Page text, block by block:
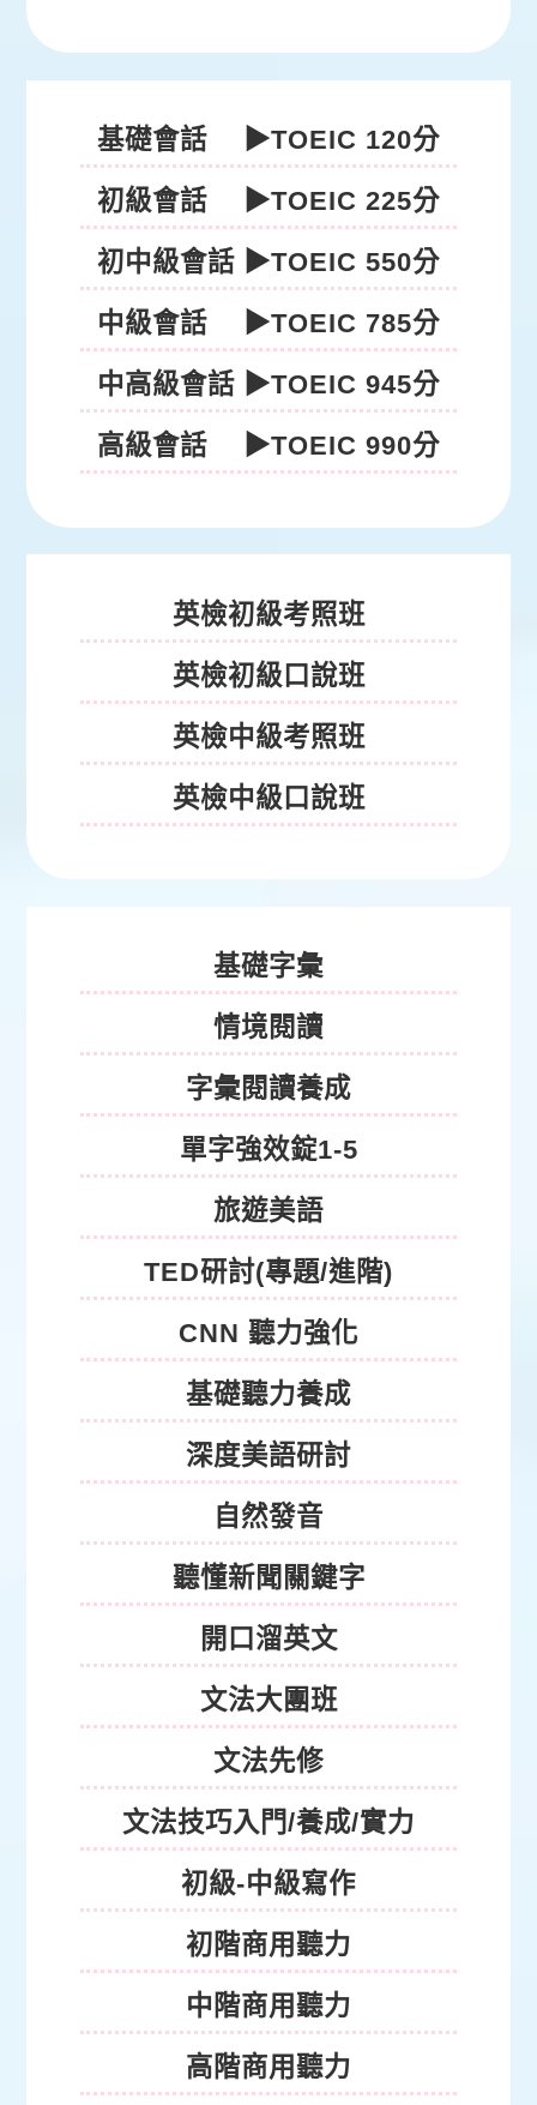
英語會話
基礎會話 ▶TOEIC 120分
初級會話 ▶TOEIC 225分
初中級會話 ▶TOEIC 550分
中級會話 ▶TOEIC 785分
中高級會話 ▶TOEIC 945分
高級會話 ▶TOEIC 990分
英檢課程
英檢初級考照班
英檢初級口說班
英檢中級考照班
英檢中級口說班
基礎字彙
情境閱讀
字彙閱讀養成
單字強效錠1-5
旅遊美語
TED研討(專題/進階)
CNN 聽力強化
基礎聽力養成
深度美語研討
自然發音
聽懂新聞關鍵字
開口溜英文
文法大團班
文法先修
文法技巧入門/養成/實力
初級-中級寫作
初階商用聽力
中階商用聽力
高階商用聽力